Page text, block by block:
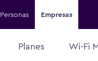
Personas Empresas
Planes Wi-Fi